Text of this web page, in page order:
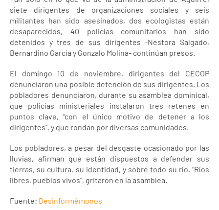
siete dirigentes de organizaciones sociales y seis
militantes han sido asesinados, dos ecologistas están
desaparecidos, 40 policías comunitarios han sido
detenidos y tres de sus dirigentes -Nestora Salgado,
Bernardino García y Gonzalo Molina- continúan presos.
El domingo 10 de noviembre, dirigentes del CECOP
denunciaron una posible detención de sus dirigentes. Los
pobladores denunciaron, durante su asamblea dominical,
que policías ministeriales instalaron tres retenes en
puntos clave, “con el único motivo de detener a los
dirigentes”, y que rondan por diversas comunidades.
Los pobladores, a pesar del desgaste ocasionado por las
lluvias, afirman que están dispuestos a defender sus
tierras, su cultura, su identidad, y sobre todo su río. “Ríos
libres, pueblos vivos”, gritaron en la asamblea.
Fuente: Desinformémonos